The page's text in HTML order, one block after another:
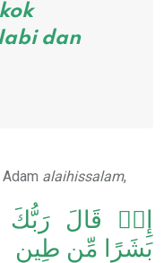
dan
alaihissalam,
إِذۡ قَالَ
بَشَرًا مِّن طِينٍ